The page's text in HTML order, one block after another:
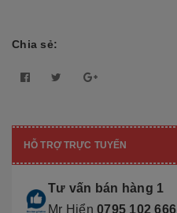
Chia sẻ:
HỖ TRỢ TRỰC TUYẾN
Tư vấn bán hàng 1
Mr Hiển 0795 102 666